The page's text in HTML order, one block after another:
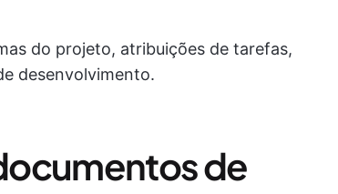
do projeto, atribuições de tarefas,
desenvolvimento.
de